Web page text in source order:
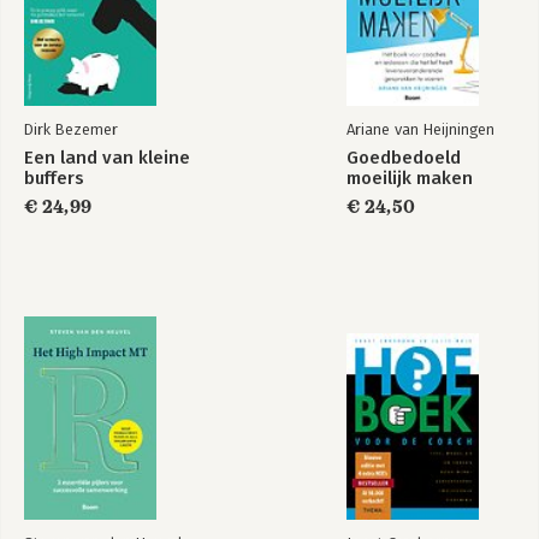
4.1 Contextanalyse
4.2 Conceptueel ontwerp
4.3 Technisch auditontwerp
Hoofdstuk 5 – Auditbeheersing
De beheersaspecten
Voortgangsbewaking, bijsturing en risicobeheersing
Routine en improvisatie; over efficiëntie en flexibiliteit
Vormen van gegevensverzameling
Uitvoeren van statistisch onderbouwde deelwaarnemingen
Vastlegging van de verzamelde brongegevens
Hoofdstuk 7 - Gegevensverwerking, analyse en
oordeelsvorming
Verwerken, classificeren en coderen van de verzamelde data
Scoren van de criteria: de ‘technische’ bevindingen
Scoren van de auditvragen: ‘technische oordeelsvorming’
Dirk Bezemer
Een land van kleine
buffers
€ 24,99
Ariane van Heijningen
Goedbedoeld
moeilijk maken
€ 24,50